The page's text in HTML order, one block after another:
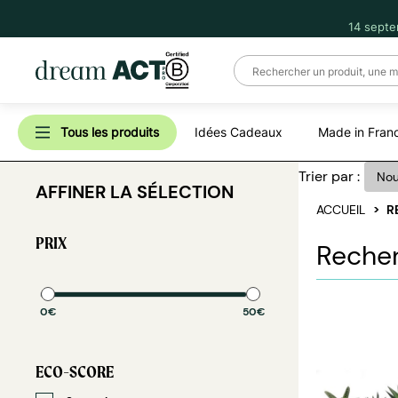
14
Tous les produits Idées Cadeaux Made in
AFFINER LA SÉLECTION
PRIX
0€ 50€
ECO-SCORE
Trier par :
ACCUEIL